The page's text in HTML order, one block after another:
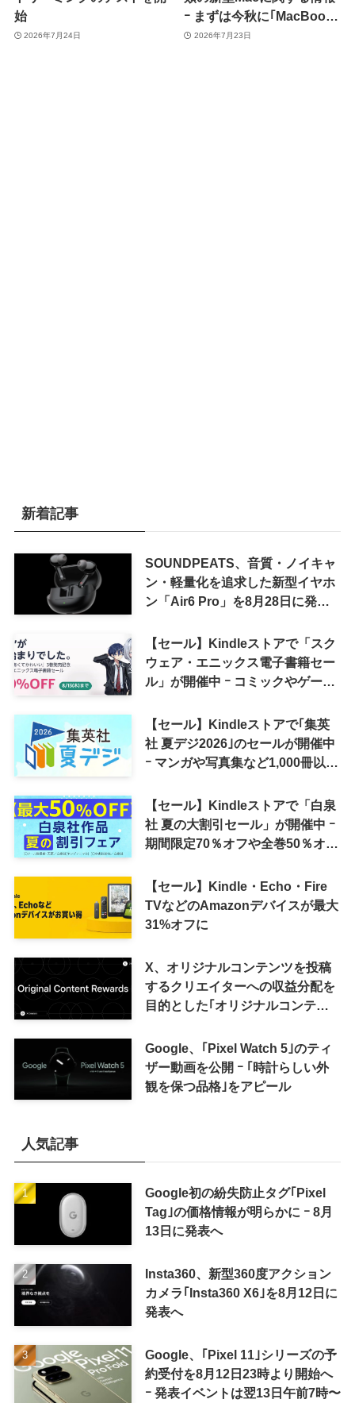
始
2026年7月24日
ｰ まずは今秋に｢MacBook
Pro 14インチ｣と｢iMac｣か
2026年7月23日
新着記事
SOUNDPEATS、音質・ノイキャ
ン・軽量化を追求した新型イヤホ
ン「Air6 Pro」を8月28日に発売
【セール】Kindleストアで「スク
ウェア・エニックス電子書籍セー
ル」が開催中 ｰ コミックやゲーム
【セール】Kindleストアで｢集英
社 夏デジ2026｣のセールが開催中
ｰ マンガや写真集など1,000冊以上
【セール】Kindleストアで「白泉
社 夏の大割引セール」が開催中 ｰ
期間限定70％オフや全巻50％オフ
【セール】Kindle・Echo・Fire
TVなどのAmazonデバイスが最大
31%オフに
X、オリジナルコンテンツを投稿
するクリエイターへの収益分配を
目的とした｢オリジナルコンテン
来の｢収益分配｣は廃止
Google、｢Pixel Watch 5｣のティ
ザー動画を公開 ｰ ｢時計らしい外
観を保つ品格｣をアピール
人気記事
Google初の紛失防止タグ｢Pixel
Tag｣の価格情報が明らかに ｰ 8月
13日に発表へ
Insta360、新型360度アクション
カメラ｢Insta360 X6｣を8月12日に
発表へ
Google、｢Pixel 11｣シリーズの予
約受付を8月12日23時より開始へ
ｰ 発表イベントは翌13日午前7時〜